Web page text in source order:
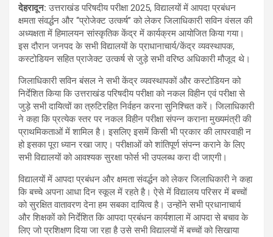
देहरादून: उत्तराखंड परिषदीय परीक्षा 2025, विद्यालयों में आपदा प्रबंधन
क्षमता संवर्द्धन और ‘‘प्रोजेक्ट उत्कर्ष’’ को लेकर जिलाधिकारी सविन वंसल की
अध्यक्षता में हिमालयन सांस्कृतिक केंद्र में कार्यक्रम आयोजित किया गया।
इस दौरान जनपद के सभी विद्यालयों के प्राधानाचार्य/केंद्र व्यवस्थापक,
कस्टोडियन सहित प्राजेक्ट उत्कर्ष से जुड़े सभी वरिष्ठ अधिकारी मौजूद थे।
जिलाधिकारी सविन बंसल ने सभी केंद्र व्यवस्थापकों और कस्टोडियन को
निर्देशित किया कि उत्तराखंड परिषदीय परीक्षा को नकल विहीन एवं परीक्षा से
जुड़े सभी दायित्वों का त्रुटिरहित निर्वहन करना सुनिश्चित करें। जिलाधिकारी
ने कहा कि प्रत्येक स्तर पर नकल विहीन परीक्षा संपन्न कराना मुख्यमंत्री की
प्राथमिकताओं में शामिल है। इसलिए इसमें किसी भी प्रकार की लापरवाही न
हो इसका पूरा ध्यान रखा जाए। परीक्षाओं को शांतिपूर्ण संपन्न कराने के लिए
सभी विद्यालयों को आवश्यक सुरक्षा फोर्स भी उपलब्ध करा दी जाएगी।
विद्यालयों में आपदा प्रबंधन और क्षमता संवर्द्धन को लेकर जिलाधिकारी ने कहा
कि बच्चे अपना आधा दिन स्कूल में रहते है। ऐसे में विद्यालय परिसर में बच्चों
को सुरक्षित वातावरण देना हम सबका दायित्व है। उन्होंने सभी प्रधानाचार्य
और शिक्षकों को निर्देशित कि आपदा प्रबंधन कार्यशाला में आपदा से बचाव के
लिए जो प्रशिक्षण दिया जा रहा है उसे सभी विद्यालयों में बच्चों को सिखाया